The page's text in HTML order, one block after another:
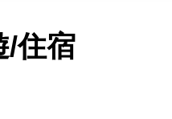
/住宿